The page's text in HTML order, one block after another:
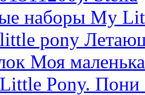
наборы My
pony
Моя
Pony. Пони